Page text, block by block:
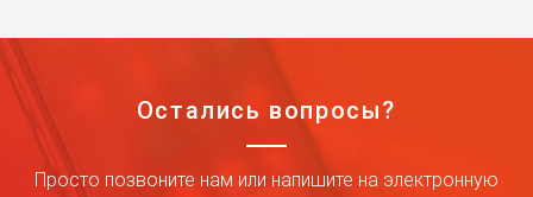
Остались вопросы?
Просто позвоните нам или напишите на электронную